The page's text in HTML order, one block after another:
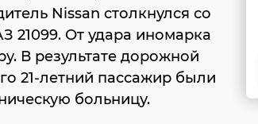
Nissan столкнулся со
21099. От удара иномарка
В результате дорожной
21-летний пассажир были
больницу.